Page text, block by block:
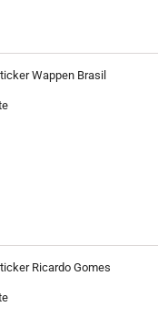
Wappen Brasil
Ricardo Gomes